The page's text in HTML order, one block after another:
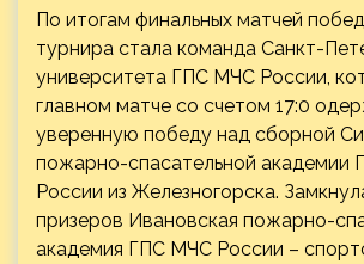
По итогам финальных матчей
турнира стала команда Санкт-
университета ГПС МЧС России,
главном матче со счетом 17:0
уверенную победу над сборной
пожарно-спасательной академии
России из Железногорска.
призеров Ивановская пожарно-
академия ГПС МЧС России –